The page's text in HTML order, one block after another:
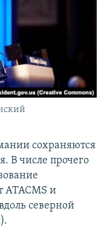
сохраняются
В числе прочего
ATACMS и
северной